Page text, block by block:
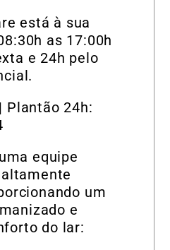
está à sua
as 17:00h
e 24h pelo
Plantão 24h:
equipe
um
e
do lar: